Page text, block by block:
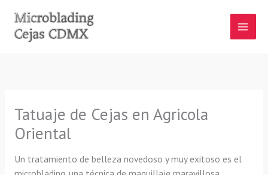
contenido
Tatuaje de Cejas en Agricola
Oriental
Un tratamiento de belleza novedoso y muy exitoso es el